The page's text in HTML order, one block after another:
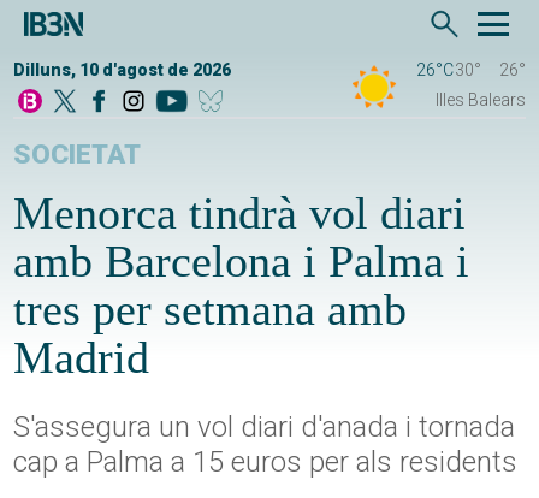
Dilluns, 10 d'agost de 2026 26°C30°
26°
Illes Balears
SOCIETAT
Menorca tindrà vol diari
amb Barcelona i Palma i
tres per setmana amb
Madrid
S'assegura un vol diari d'anada i tornada
cap a Palma a 15 euros per als residents